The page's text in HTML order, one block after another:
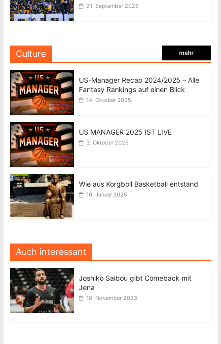
21. September 2025
Culture mehr
US-Manager Recap 2024/2025 – Alle
Fantasy Rankings auf einen Blick
14. Oktober 2025
US MANAGER 2025 IST LIVE
3. Oktober 2025
Wie aus Korgboll Basketball entstand
16. Januar 2025
Auch interessant
Joshiko Saibou gibt Comeback mit
Jena
18. November 2023